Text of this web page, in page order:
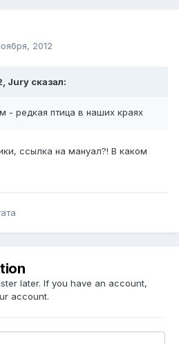
2012
Jury сказал:
- редкая птица в наших краях
ссылка на мануал?! В каком
later. If you have an account,
account.